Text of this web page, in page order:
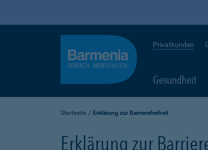
Privatkunden
Gesundheit
Startseite Erklärung zur Barrierefreiheit
Erklärung zur